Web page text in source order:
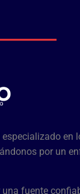
en
por un
fuente